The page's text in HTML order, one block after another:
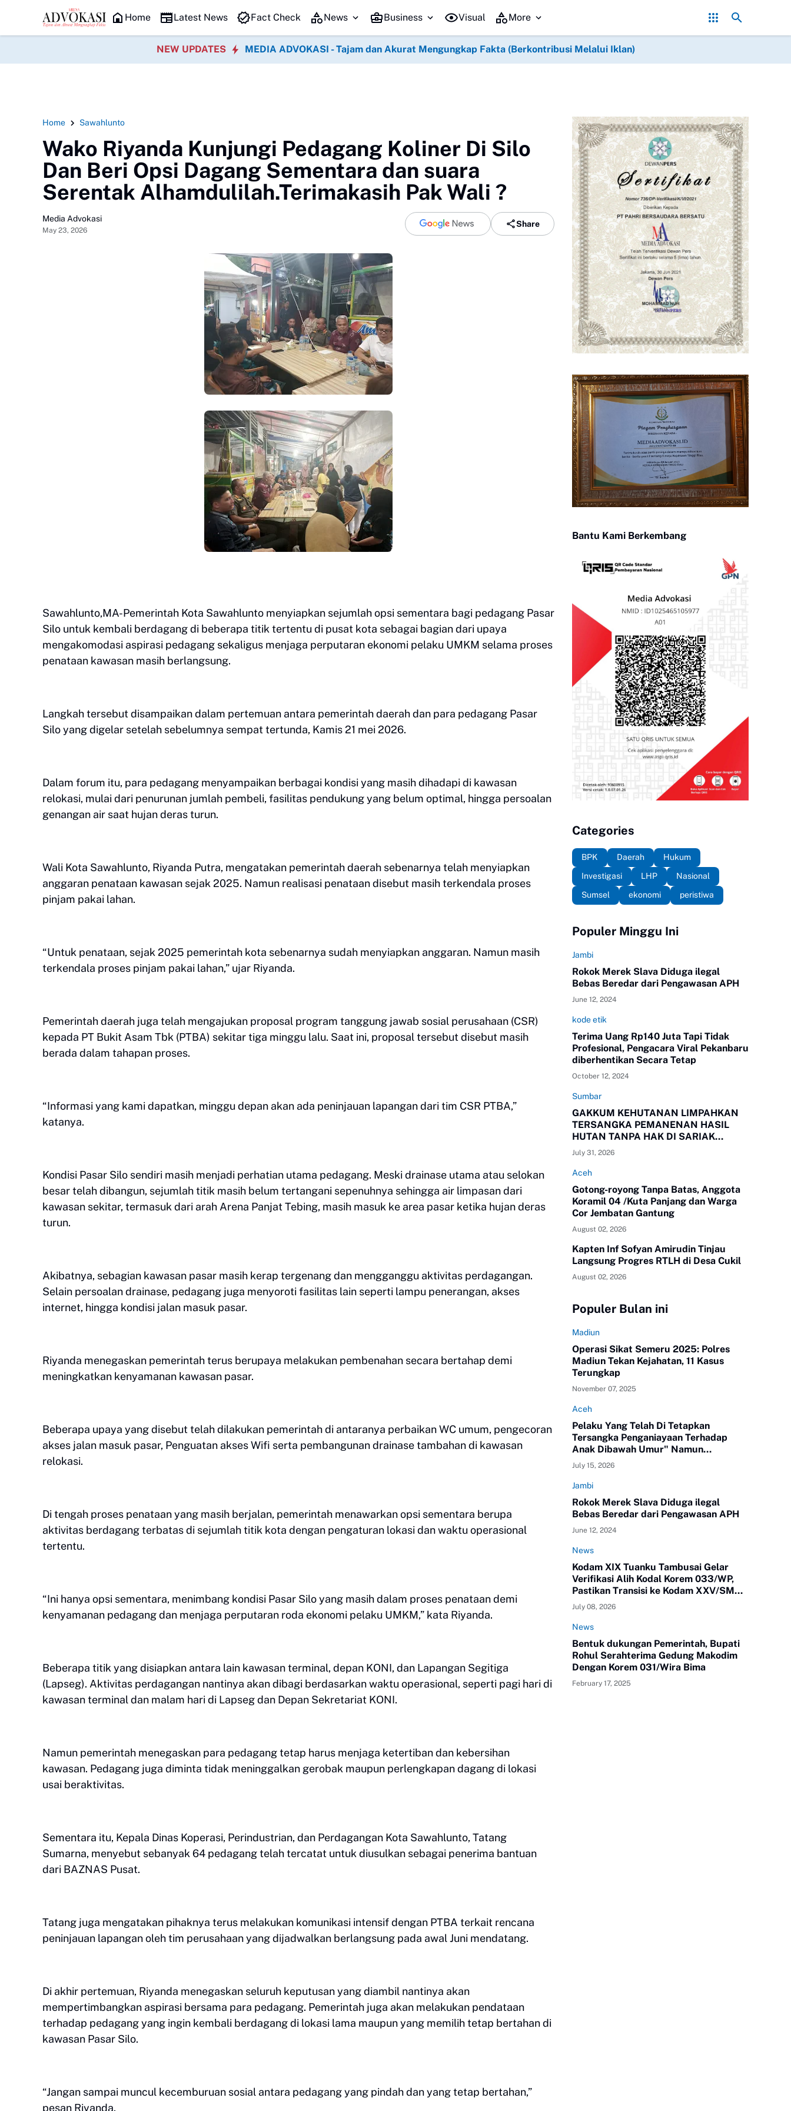
HEADLINE Asintel Satlap Tricakti Beri Penjelasan Terkait Penanganan
Home Latest News Fact Check News Business Visual More
NEW UPDATES MEDIA ADVOKASI - Tajam dan Akurat Mengungkap Fakta (Berkontribusi Melalui Iklan)
Home Sawahlunto
Wako Riyanda Kunjungi Pedagang Koliner Di Silo
Dan Beri Opsi Dagang Sementara dan suara
Serentak Alhamdulilah.Terimakasih Pak Wali ?
Media Advokasi
May 23, 2026
Share
Sawahlunto,MA-Pemerintah Kota Sawahlunto menyiapkan sejumlah opsi sementara bagi pedagang Pasar
Silo untuk kembali berdagang di beberapa titik tertentu di pusat kota sebagai bagian dari upaya
mengakomodasi aspirasi pedagang sekaligus menjaga perputaran ekonomi pelaku UMKM selama proses
penataan kawasan masih berlangsung.
Langkah tersebut disampaikan dalam pertemuan antara pemerintah daerah dan para pedagang Pasar
Silo yang digelar setelah sebelumnya sempat tertunda, Kamis 21 mei 2026.
Dalam forum itu, para pedagang menyampaikan berbagai kondisi yang masih dihadapi di kawasan
relokasi, mulai dari penurunan jumlah pembeli, fasilitas pendukung yang belum optimal, hingga persoalan
genangan air saat hujan deras turun.
Wali Kota Sawahlunto, Riyanda Putra, mengatakan pemerintah daerah sebenarnya telah menyiapkan
anggaran penataan kawasan sejak 2025. Namun realisasi penataan disebut masih terkendala proses
pinjam pakai lahan.
“Untuk penataan, sejak 2025 pemerintah kota sebenarnya sudah menyiapkan anggaran. Namun masih
terkendala proses pinjam pakai lahan,” ujar Riyanda.
Pemerintah daerah juga telah mengajukan proposal program tanggung jawab sosial perusahaan (CSR)
kepada PT Bukit Asam Tbk (PTBA) sekitar tiga minggu lalu. Saat ini, proposal tersebut disebut masih
berada dalam tahapan proses.
“Informasi yang kami dapatkan, minggu depan akan ada peninjauan lapangan dari tim CSR PTBA,”
katanya.
Kondisi Pasar Silo sendiri masih menjadi perhatian utama pedagang. Meski drainase utama atau selokan
besar telah dibangun, sejumlah titik masih belum tertangani sepenuhnya sehingga air limpasan dari
kawasan sekitar, termasuk dari arah Arena Panjat Tebing, masih masuk ke area pasar ketika hujan deras
turun.
Akibatnya, sebagian kawasan pasar masih kerap tergenang dan mengganggu aktivitas perdagangan.
Selain persoalan drainase, pedagang juga menyoroti fasilitas lain seperti lampu penerangan, akses
internet, hingga kondisi jalan masuk pasar.
Riyanda menegaskan pemerintah terus berupaya melakukan pembenahan secara bertahap demi
meningkatkan kenyamanan kawasan pasar.
Beberapa upaya yang disebut telah dilakukan pemerintah di antaranya perbaikan WC umum, pengecoran
akses jalan masuk pasar, Penguatan akses Wifi serta pembangunan drainase tambahan di kawasan
relokasi.
Di tengah proses penataan yang masih berjalan, pemerintah menawarkan opsi sementara berupa
aktivitas berdagang terbatas di sejumlah titik kota dengan pengaturan lokasi dan waktu operasional
tertentu.
“Ini hanya opsi sementara, menimbang kondisi Pasar Silo yang masih dalam proses penataan demi
kenyamanan pedagang dan menjaga perputaran roda ekonomi pelaku UMKM,” kata Riyanda.
Beberapa titik yang disiapkan antara lain kawasan terminal, depan KONI, dan Lapangan Segitiga
(Lapseg). Aktivitas perdagangan nantinya akan dibagi berdasarkan waktu operasional, seperti pagi hari di
kawasan terminal dan malam hari di Lapseg dan Depan Sekretariat KONI.
Namun pemerintah menegaskan para pedagang tetap harus menjaga ketertiban dan kebersihan
kawasan. Pedagang juga diminta tidak meninggalkan gerobak maupun perlengkapan dagang di lokasi
usai beraktivitas.
Sementara itu, Kepala Dinas Koperasi, Perindustrian, dan Perdagangan Kota Sawahlunto, Tatang
Sumarna, menyebut sebanyak 64 pedagang telah tercatat untuk diusulkan sebagai penerima bantuan
dari BAZNAS Pusat.
Tatang juga mengatakan pihaknya terus melakukan komunikasi intensif dengan PTBA terkait rencana
peninjauan lapangan oleh tim perusahaan yang dijadwalkan berlangsung pada awal Juni mendatang.
Di akhir pertemuan, Riyanda menegaskan seluruh keputusan yang diambil nantinya akan
mempertimbangkan aspirasi bersama para pedagang. Pemerintah juga akan melakukan pendataan
terhadap pedagang yang ingin kembali berdagang di lokasi lama maupun yang memilih tetap bertahan di
kawasan Pasar Silo.
“Jangan sampai muncul kecemburuan sosial antara pedagang yang pindah dan yang tetap bertahan,”
pesan Riyanda.
Bantu Kami Berkembang
Categories
BPK Daerah
Hukum
Investigasi
LHP
Nasional
Sumsel
ekonomi peristiwa
Populer Minggu Ini
Jambi
Rokok Merek Slava Diduga ilegal
Bebas Beredar dari Pengawasan APH
June 12, 2024
kode etik
Terima Uang Rp140 Juta Tapi Tidak
Profesional, Pengacara Viral Pekanbaru
diberhentikan Secara Tetap
October 12, 2024
Sumbar
GAKKUM KEHUTANAN LIMPAHKAN
TERSANGKA PEMANENAN HASIL
HUTAN TANPA HAK DI SARIAK
BAYANG KEPADA KEJAKSAAN
NEGERI SOLOK, SUMBAR
July 31, 2026
Aceh
Gotong-royong Tanpa Batas, Anggota
Koramil 04 /Kuta Panjang dan Warga
Cor Jembatan Gantung
August 02, 2026
Kapten Inf Sofyan Amirudin Tinjau
Langsung Progres RTLH di Desa Cukil
August 02, 2026
Populer Bulan ini
Madiun
Operasi Sikat Semeru 2025: Polres
Madiun Tekan Kejahatan, 11 Kasus
Terungkap
November 07, 2025
Aceh
Pelaku Yang Telah Di Tetapkan
Tersangka Penganiayaan Terhadap
Anak Dibawah Umur" Namun
Melenggang Bebas Keluar Dari Polres
ATAM
July 15, 2026
Jambi
Rokok Merek Slava Diduga ilegal
Bebas Beredar dari Pengawasan APH
June 12, 2024
News
Kodam XIX Tuanku Tambusai Gelar
Verifikasi Alih Kodal Korem 033/WP,
Pastikan Transisi ke Kodam XXV/SMR
Berjalan Optimal
July 08, 2026
News
Bentuk dukungan Pemerintah, Bupati
Rohul Serahterima Gedung Makodim
Dengan Korem 031/Wira Bima
February 17, 2025